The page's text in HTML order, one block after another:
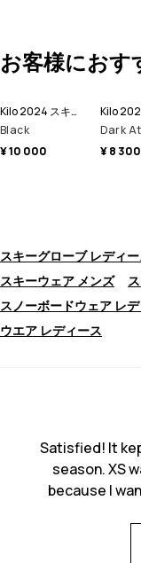
お客様におす
Kilo 2024 スキーグローブ
Black
¥ 10 000
Dark
¥ 8 300
スキーグローブ レディ
スキーウェア メンズ
スノーボードウェア レ
ウエア レディース
Satisfied! It
season. XS
because I